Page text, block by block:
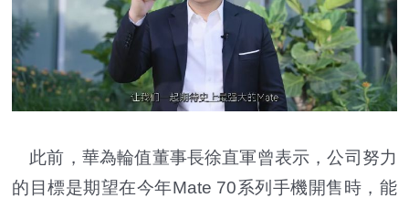
此前，華為輪值董事長徐直軍曾表示，公司努力
的目標是期望在今年Mate 70系列手機開售時，能